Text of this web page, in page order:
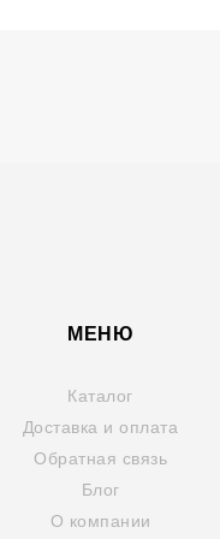
МЕНЮ
Каталог
Доставка и оплата
Обратная связь
Блог
О компании